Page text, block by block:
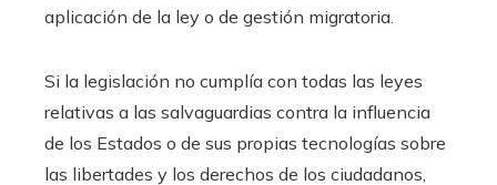
aplicación de la ley o de gestión migratoria.
Si la legislación no cumplía con todas las leyes
relativas a las salvaguardias contra la influencia
de los Estados o de sus propias tecnologías sobre
las libertades y los derechos de los ciudadanos,